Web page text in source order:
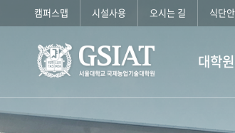
대학
캠퍼스맵 시설사용 오시는 길 식단